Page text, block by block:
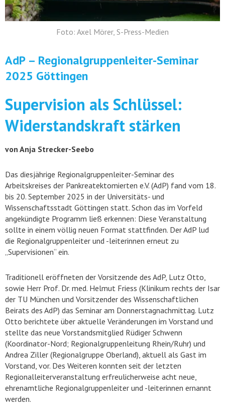
Foto: Axel Mörer, S-Press-Medien
AdP – Regionalgruppenleiter-Seminar
2025 Göttingen
Supervision als Schlüssel:
Widerstandskraft stärken
von Anja Strecker-Seebo
Das diesjährige Regionalgruppenleiter-Seminar des
Arbeitskreises der Pankreatektomierten e.V. (AdP) fand vom 18.
bis 20. September 2025 in der Universitäts- und
Wissenschaftsstadt Göttingen statt. Schon das im Vorfeld
angekündigte Programm ließ erkennen: Diese Veranstaltung
sollte in einem völlig neuen Format stattfinden. Der AdP lud
die Regionalgruppenleiter und -leiterinnen erneut zu
„Supervisionen“ ein.
Traditionell eröffneten der Vorsitzende des AdP, Lutz Otto,
sowie Herr Prof. Dr. med. Helmut Friess (Klinikum rechts der Isar
der TU München und Vorsitzender des Wissenschaftlichen
Beirats des AdP) das Seminar am Donnerstagnachmittag. Lutz
Otto berichtete über aktuelle Veränderungen im Vorstand und
stellte das neue Vorstandsmitglied Rüdiger Schwenn
(Koordinator-Nord; Regionalgruppenleitung Rhein/Ruhr) und
Andrea Ziller (Regionalgruppe Oberland), aktuell als Gast im
Vorstand, vor. Des Weiteren konnten seit der letzten
Regionalleiterveranstaltung erfreulicherweise acht neue,
ehrenamtliche Regionalgruppenleiter und -leiterinnen ernannt
werden.